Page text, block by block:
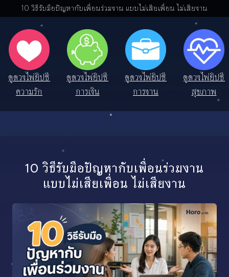
10 วิธีรับมือปัญหากับเพื่อนร่วมงาน แบบไม่เสียเพื่อน ไม่เสียงาน
ดูดวงไพ่ยิปซี
ความรัก
ดูดวงไพ่ยิปซี
การเงิน
ดูดวงไพ่ยิปซี
การงาน
ดูดวงไพ่ยิปซี
สุขภาพ
10 วิธีรับมือปัญหากับเพื่อนร่วมงาน
แบบไม่เสียเพื่อน ไม่เสียงาน